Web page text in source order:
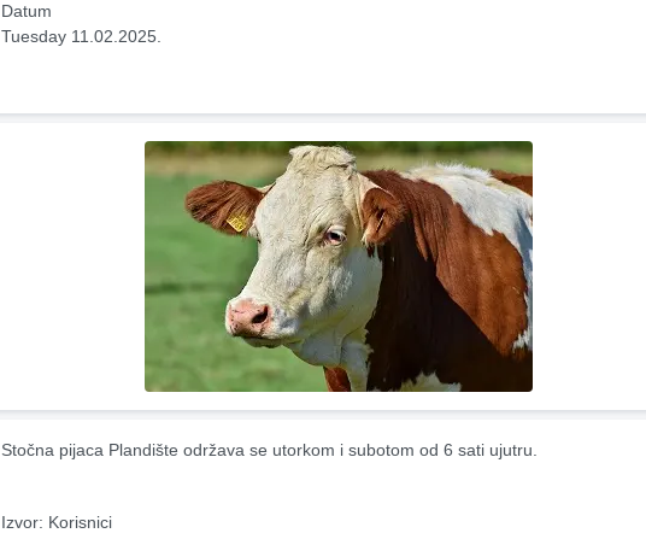
Datum
Tuesday 11.02.2025.
Stočna pijaca Plandište održava se utorkom i subotom od 6 sati ujutru.
Izvor: Korisnici